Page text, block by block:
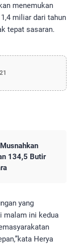
menemukan
miliar dari tahun
tepat sasaran.
134,5 Butir
yang
malam ini kedua
Herya